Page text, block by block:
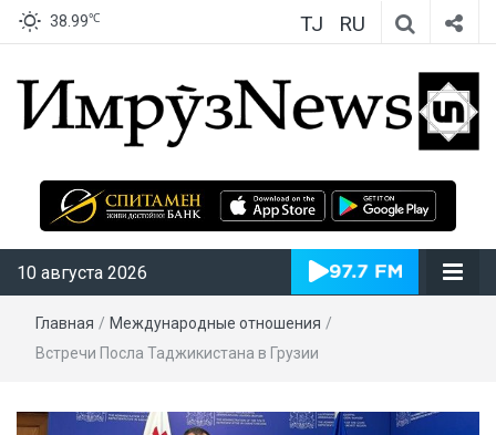
38.99℃ TJ RU
ИмрӯзNews
10 августа 2026
Главная / Международные отношения /
Встречи Посла Таджикистана в Грузии